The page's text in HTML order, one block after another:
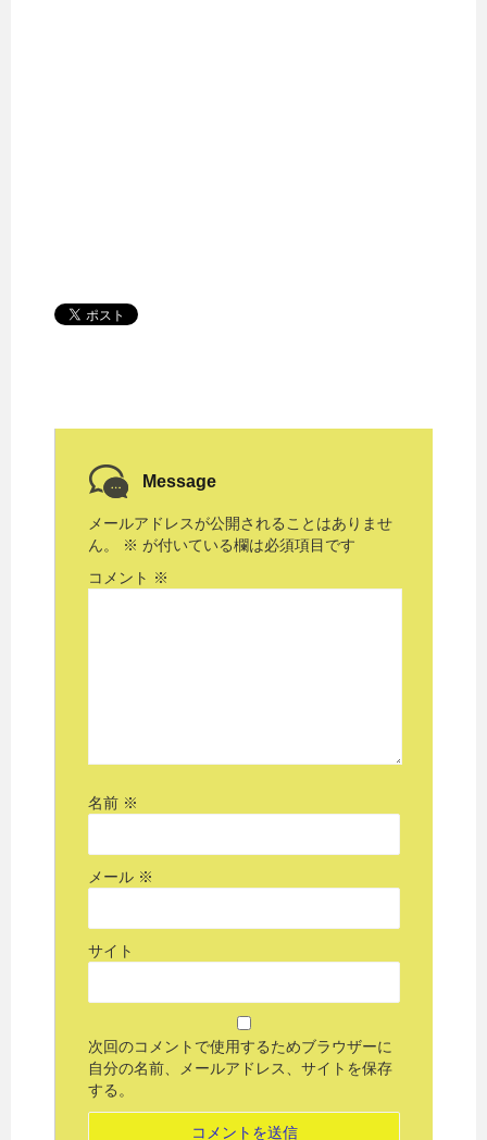
Message
メールアドレスが公開されることはありませ
ん。
※ が付いている欄は必須項目です
コメント ※
名前 ※
メール ※
サイト
次回のコメントで使用するためブラウザーに
自分の名前、メールアドレス、サイトを保存
する。